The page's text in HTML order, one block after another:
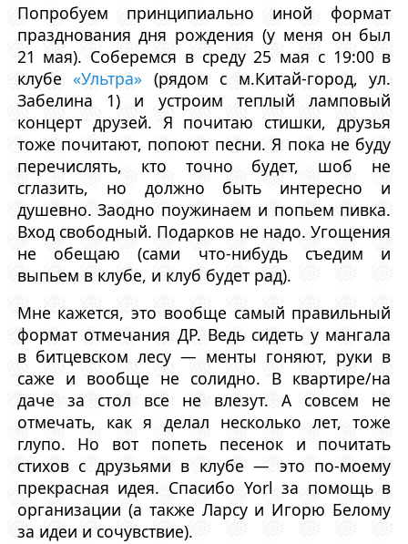
Попробуем принципиально иной формат
празднования дня рождения (у меня он был
21 мая). Соберемся в среду 25 мая с 19:00 в
клубе«Ультра» (рядом с м.Китай-город, ул.
Забелина 1) и устроим теплый ламповый
концерт друзей. Я почитаю стишки, друзья
тоже почитают, попоют песни. Я пока не буду
перечислять, кто точно будет, шоб не
сглазить, но должно быть интересно и
душевно. Заодно поужинаем и попьем пивка.
Вход свободный. Подарков не надо. Угощения
не обещаю (сами что-нибудь съедим и
выпьем в клубе, и клуб будет рад).
Мне кажется, это вообще самый правильный
формат отмечания ДР. Ведь сидеть у мангала
в битцевском лесу — менты гоняют, руки в
саже и вообще не солидно. В квартире/на
даче за стол все не влезут. А совсем не
отмечать, как я делал несколько лет, тоже
глупо. Но вот попеть песенок и почитать
стихов с друзьями в клубе — это по-моему
прекрасная идея. Спасибо Yorl за помощь в
организации (а также Ларсу и Игорю Белому
за идеи и сочувствие).